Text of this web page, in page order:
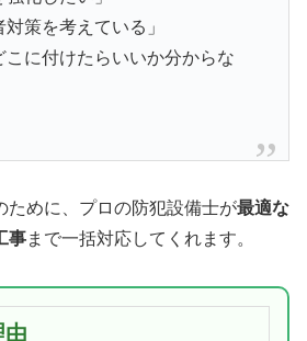
対策を考えている」
こに付けたらいいか分からな
ために、プロの防犯設備士が最適な
事まで一括対応してくれます。
由